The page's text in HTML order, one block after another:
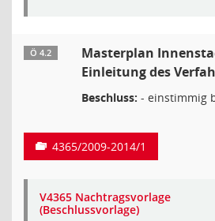
Ö 4.2
Masterplan
Einleitung des
Beschluss: - einstimmig
4365/2009-2014/1
V4365 Nachtragsvorlage
(Beschlussvorlage)